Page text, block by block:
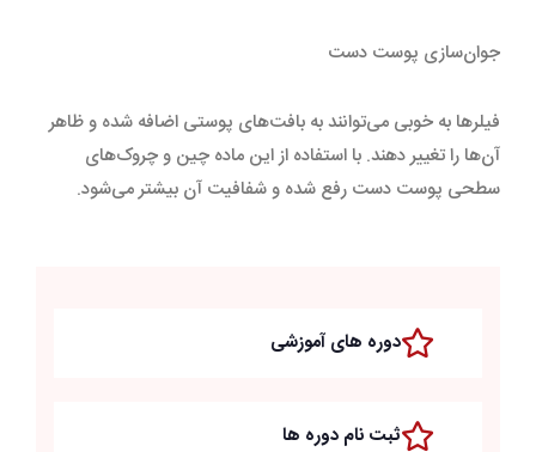
جوان‌سازی پوست دست
فیلرها به خوبی می‌توانند به بافت‌های پوستی اضافه شده و ظاهر
آن‌ها را تغییر دهند. با استفاده از این ماده چین و چروک‌های
سطحی پوست دست رفع شده و شفافیت آن بیشتر می‌شود.
دوره های آموزشی
ثبت نام دوره ها